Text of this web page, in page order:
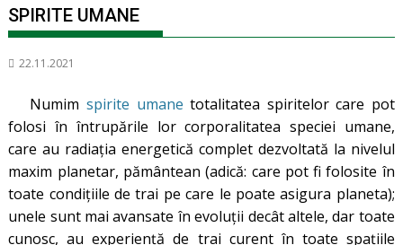
SPIRITE UMANE
22.11.2021
Numim spirite umane totalitatea spiritelor care pot
folosi în întrupările lor corporalitatea speciei umane,
care au radiația energetică complet dezvoltată la nivelul
maxim planetar, pământean (adică: care pot fi folosite în
toate condițiile de trai pe care le poate asigura planeta);
unele sunt mai avansate în evoluții decât altele, dar toate
cunosc, au experiență de trai curent în toate spațiile